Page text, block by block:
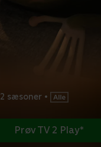
2 sæsoner •
Prøv TV 2 Play*